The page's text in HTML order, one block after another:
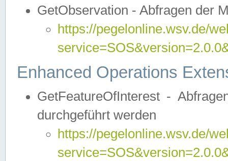
GetObservation - Abfragen der
https://pegelonline.wsv.de/
Enhanced Operations
GetFeatureOfInterest -
durchgeführt werden
https://pegelonline.wsv.de/